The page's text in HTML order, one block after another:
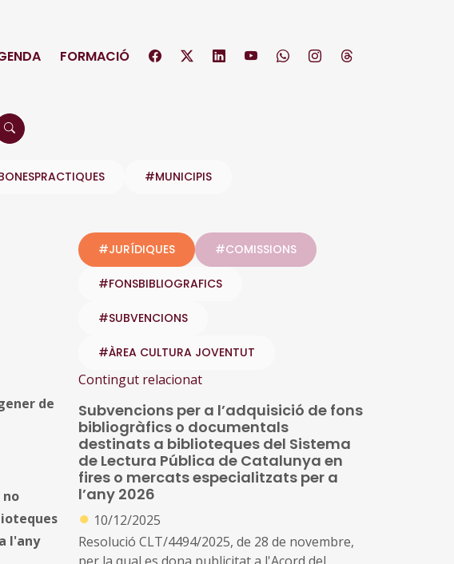
FORMACIÓ
#MUNICIPIS
de
no
l'any
#JURÍDIQUES #COMISSIONS
#FONSBIBLIOGRAFICS
#SUBVENCIONS
#ÀREA CULTURA JOVENTUT
Contingut relacionat
Subvencions per a l’adquisició de fons
bibliogràfics o documentals
destinats a biblioteques del Sistema
de Lectura Pública de Catalunya en
fires o mercats especialitzats per a
l’any 2026
● 10/12/2025
Resolució CLT/4494/2025, de 28 de novembre,